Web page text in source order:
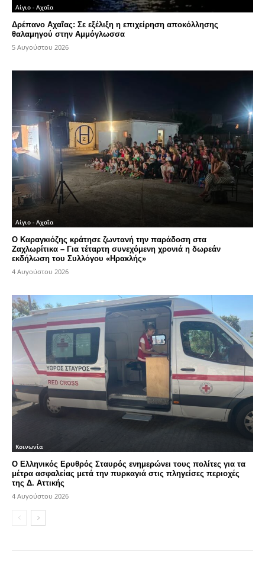
Αίγιο - Αχαΐα
Δρέπανο Αχαΐας: Σε εξέλιξη η επιχείρηση αποκόλλησης
θαλαμηγού στην Αμμόγλωσσα
5 Αυγούστου 2026
Αίγιο - Αχαΐα
Ο Καραγκιόζης κράτησε ζωντανή την παράδοση στα
Ζαχλωρίτικα – Για τέταρτη συνεχόμενη χρονιά η δωρεάν
εκδήλωση του Συλλόγου «Ηρακλής»
4 Αυγούστου 2026
Κοινωνία
Ο Ελληνικός Ερυθρός Σταυρός ενημερώνει τους πολίτες για τα
μέτρα ασφαλείας μετά την πυρκαγιά στις πληγείσες περιοχές
της Δ. Αττικής
4 Αυγούστου 2026